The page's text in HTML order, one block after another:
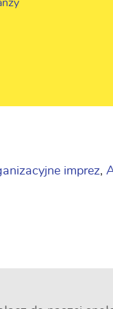
imprez,